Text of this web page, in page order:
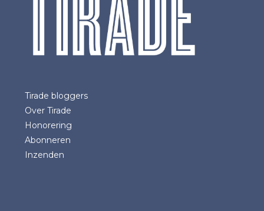
Tirade bloggers
Over Tirade
Honorering
Abonneren
Inzenden